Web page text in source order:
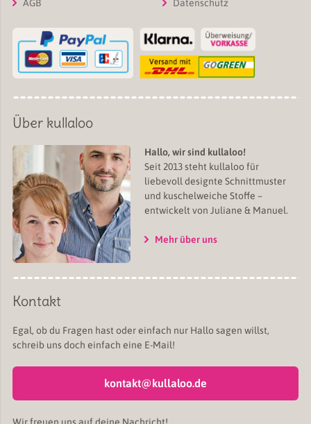
AGB
Datenschutz
Über kullaloo
Hallo, wir sind kullaloo!
Seit 2013 steht kullaloo für
liebevoll designte Schnittmuster
und kuschelweiche Stoffe –
entwickelt von Juliane & Manuel.
Mehr über uns
Kontakt
Egal, ob du Fragen hast oder einfach nur Hallo sagen willst,
schreib uns doch einfach eine E-Mail!
kontakt@kullaloo.de